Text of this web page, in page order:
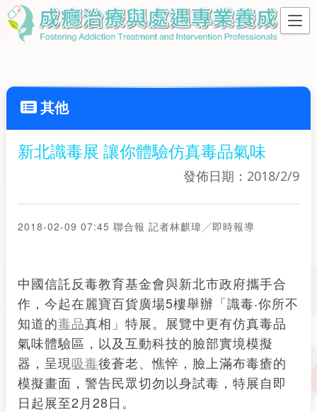
其他
新北識毒展 讓你體驗仿真毒品氣味
發佈日期：2018/2/9
2018-02-09 07:45 聯合報 記者林麒瑋 ╱即時報導
中國信託反毒教育基金會與新北市政府攜手合
作，今起在麗寶百貨廣場5樓舉辦「識毒‧你所不
知道的毒品真相」特展。展覽中更有仿真毒品
氣味體驗區，以及互動科技的臉部實境模擬
器，呈現吸毒後蒼老、憔悴，臉上滿布毒瘡的
模擬畫面，警告民眾切勿以身試毒，特展自即
日起展至2月28日。